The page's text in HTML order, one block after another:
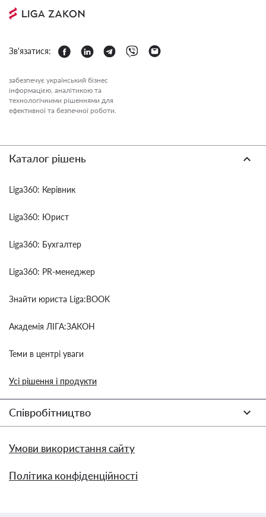
Зв'язатися:
забезпечує український бізнес
інформацією, аналітикою та
технологічними рішеннями для
ефективної та безпечної роботи.
Каталог рішень
Liga360: Керівник
Liga360: Юрист
Liga360: Бухгалтер
Liga360: PR-менеджер
Знайти юриста Liga:BOOK
Академія ЛІГА:ЗАКОН
Теми в центрі уваги
Усі рішення і продукти
Співробітництво
Умови використання сайту
Політика конфіденційності